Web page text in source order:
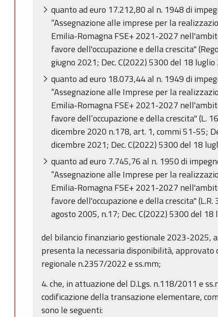
quanto ad euro 17.212,80 al n. 1948 di
“Assegnazione alle imprese per la
Emilia-Romagna FSE+ 2021-2027
favore dell'occupazione e della crescita"
giugno 2021; Dec. C(2022) 5300 del 18
quanto ad euro 18.073,44 al n. 1949 di
“Assegnazione alle Imprese per la
Emilia-Romagna FSE+ 2021-2027
favore dell’occupazione e della crescita" (L.
dicembre 2020 n.178, art. 1, commi 51-55;
dicembre 2021; Dec. C(2022) 5300 del 18
quanto ad euro 7.745,76 al n. 1950 di
“Assegnazione alle Imprese per la
Emilia-Romagna FSE+ 2021-2027
favore dell'occupazione e della crescita" (L.R.
agosto 2005, n.17; Dec. C(2022) 5300 del 18
del bilancio finanziario gestionale 2023-2025,
presenta la necessaria disponibilità, approvato
regionale n.2357/2022 e ss.mm;
4. che, in attuazione del D.Lgs. n.118/2011 e
codificazione della transazione elementare,
sono le seguenti: